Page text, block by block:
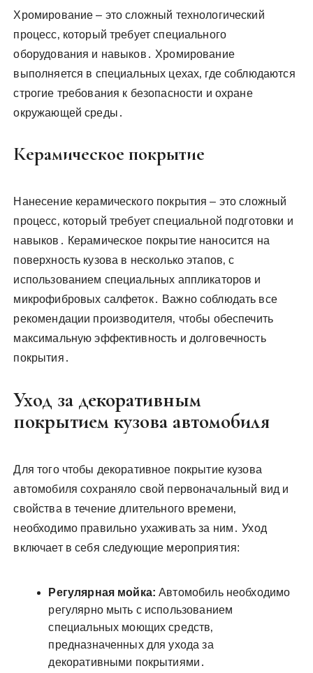
Хромирование – это сложный технологический
процесс‚ который требует специального
оборудования и навыков․ Хромирование
выполняется в специальных цехах‚ где соблюдаются
строгие требования к безопасности и охране
окружающей среды․
Керамическое покрытие
Нанесение керамического покрытия – это сложный
процесс‚ который требует специальной подготовки и
навыков․ Керамическое покрытие наносится на
поверхность кузова в несколько этапов‚ с
использованием специальных аппликаторов и
микрофибровых салфеток․ Важно соблюдать все
рекомендации производителя‚ чтобы обеспечить
максимальную эффективность и долговечность
покрытия․
Уход за декоративным
покрытием кузова автомобиля
Для того чтобы декоративное покрытие кузова
автомобиля сохраняло свой первоначальный вид и
свойства в течение длительного времени‚
необходимо правильно ухаживать за ним․ Уход
включает в себя следующие мероприятия:
Регулярная мойка: Автомобиль необходимо
регулярно мыть с использованием
специальных моющих средств‚
предназначенных для ухода за
декоративными покрытиями․